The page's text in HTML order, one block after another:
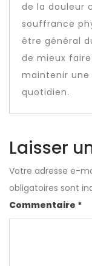
de la douleur
souffrance
être général
de mieux
maintenir
quotidien.
Laisser
Votre adresse e-
obligatoires sont
Commentaire *